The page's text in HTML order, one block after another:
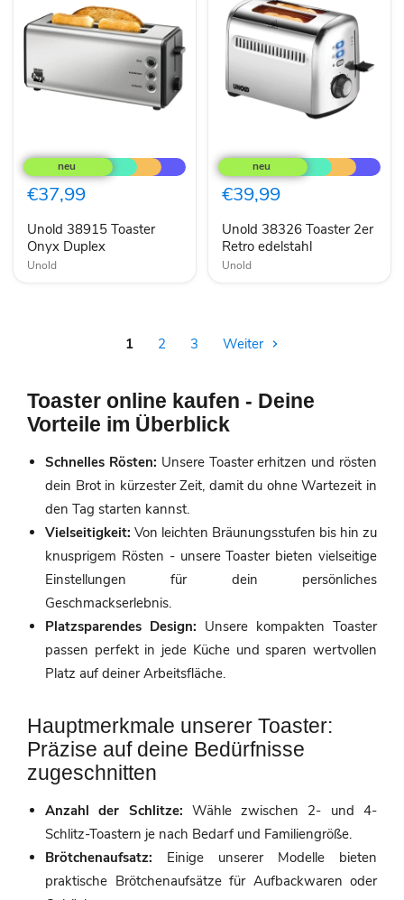
38915
Toaster
Onyx
Duplex
€37,99
Unold 38915 Toaster
Onyx Duplex
Unold
38326
Toaster
2er
Retro
€39,99
Unold 38326 Toaster 2er
Retro edelstahl
Unold
1 2 3 Weiter
Toaster online kaufen - Deine
Vorteile im Überblick
Schnelles Rösten: Unsere Toaster erhitzen und rösten
dein Brot in kürzester Zeit, damit du ohne Wartezeit in
den Tag starten kannst.
Vielseitigkeit: Von leichten Bräunungsstufen bis hin zu
knusprigem Rösten - unsere Toaster bieten vielseitige
Einstellungen für dein persönliches
Geschmackserlebnis.
Platzsparendes Design: Unsere kompakten Toaster
passen perfekt in jede Küche und sparen wertvollen
Platz auf deiner Arbeitsfläche.
Hauptmerkmale unserer Toaster:
Präzise auf deine Bedürfnisse
zugeschnitten
Anzahl der Schlitze: Wähle zwischen 2- und 4-
Schlitz-Toastern je nach Bedarf und Familiengröße.
Brötchenaufsatz: Einige unserer Modelle bieten
praktische Brötchenaufsätze für Aufbackwaren oder